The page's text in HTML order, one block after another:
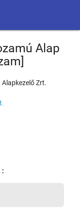
Alap
Alapkezelő Zrt.
: